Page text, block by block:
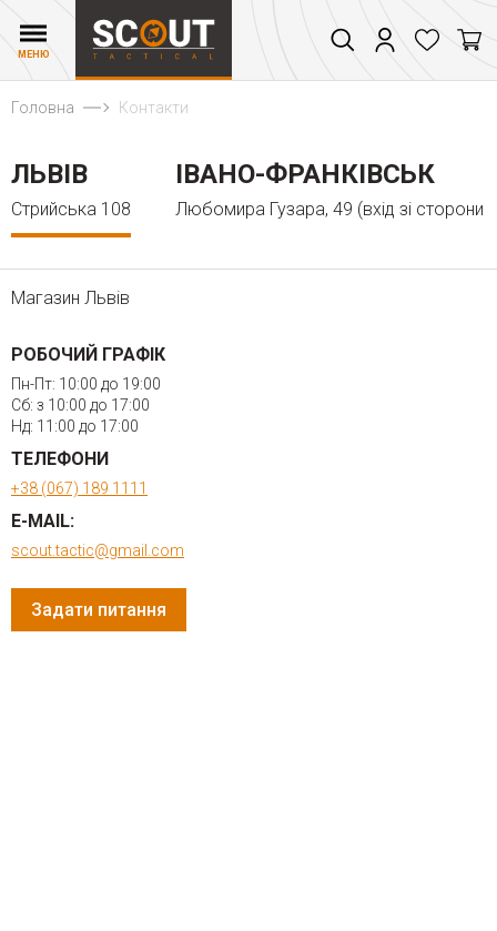
МЕНЮ
Головна Контакти
ЛЬВІВ
Стрийська 108
ІВАНО-ФРАНКІВСЬК
Любомира Гузара, 49 (вхід зі сторони
Магазин Львів
РОБОЧИЙ ГРАФІК
Пн-Пт: 10:00 до 19:00
Сб: з 10:00 до 17:00
Нд: 11:00 до 17:00
ТЕЛЕФОНИ
+38 (067) 189 1111
E-MAIL:
scout.tactic@gmail.com
Задати питання